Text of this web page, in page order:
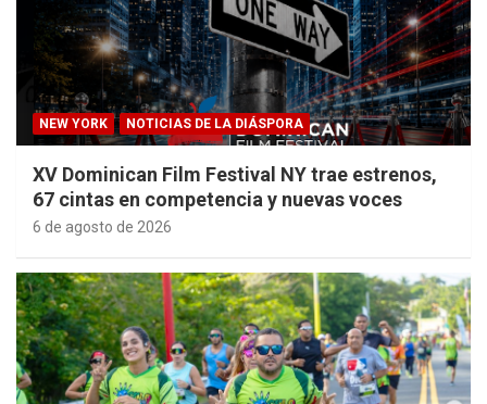
NEW YORK NOTICIAS DE LA DIÁSPORA
XV Dominican Film Festival NY trae estrenos,
67 cintas en competencia y nuevas voces
6 de agosto de 2026